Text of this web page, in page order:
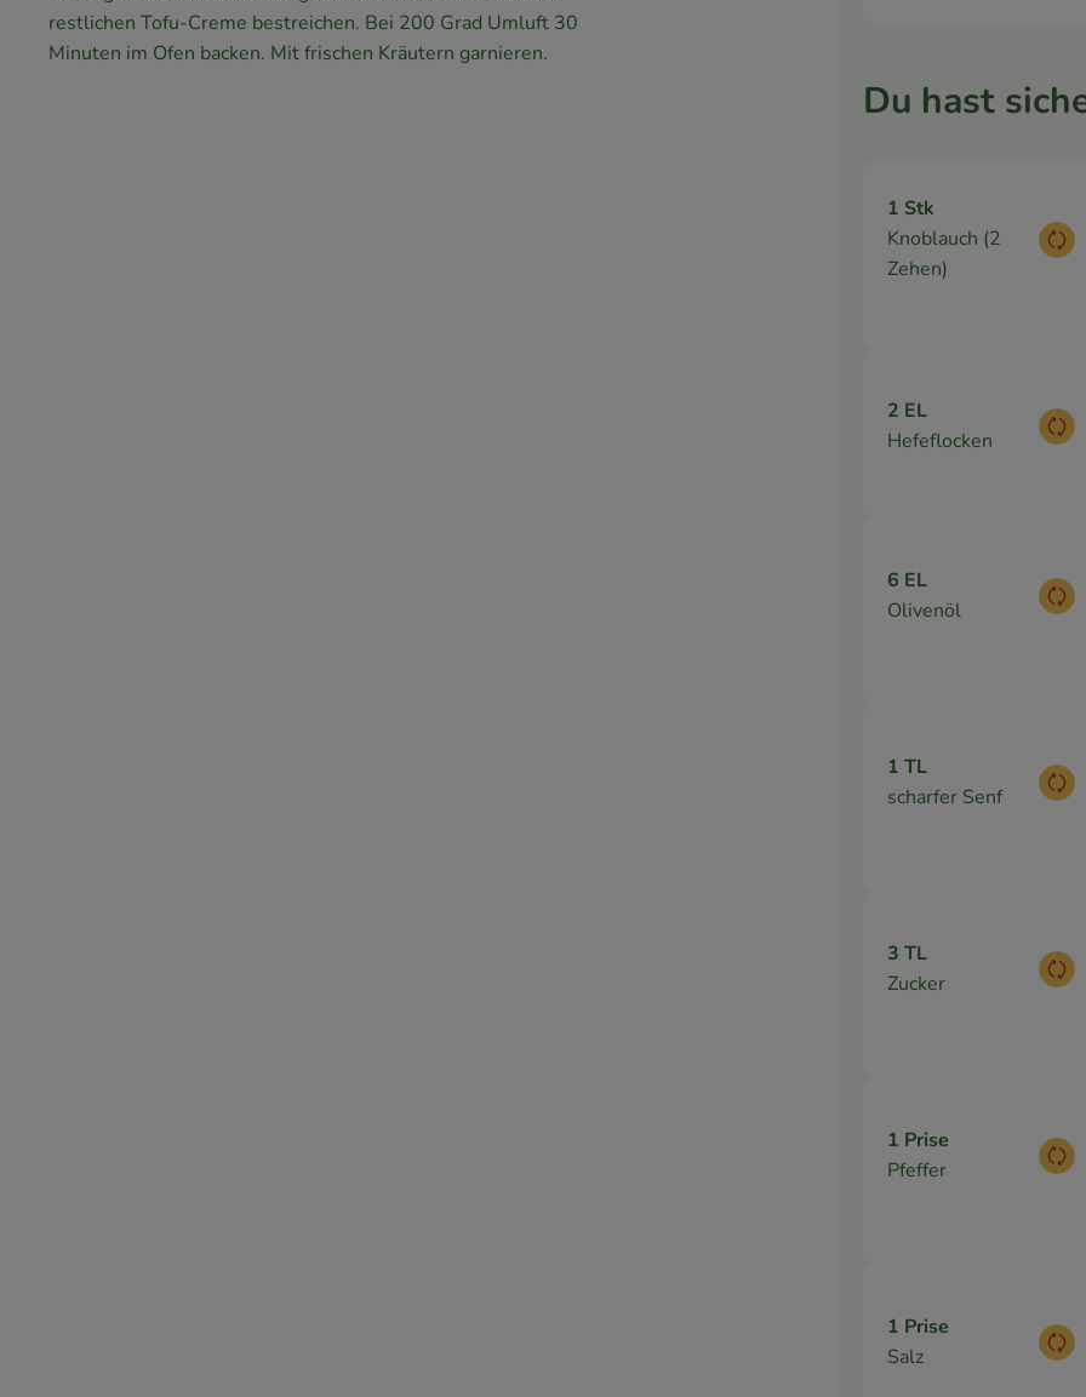
restlichen Tofu-Creme bestreichen. Bei 200 Grad Umluft 30
Minuten im Ofen backen. Mit frischen Kräutern garnieren.
Du hast
1 Stk
Knoblauch (2
Zehen)
2 EL
Hefeflocken
6 EL
Olivenöl
1 TL
scharfer Senf
3 TL
Zucker
1 Prise
Pfeffer
1 Prise
Salz